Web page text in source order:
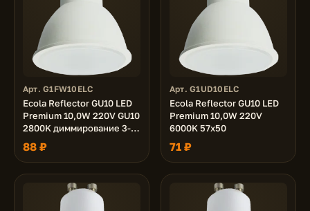
Арт. G1FW10ELC
Ecola Reflector GU10 LED
Premium 10,0W 220V GU10
2800K диммирование 3-х
ступ. (100% -50% - 10% )
матовая 48x50
88 ₽
Арт. G1UD10ELC
Ecola Reflector GU10 LED
Premium 10,0W 220V
6000K 57x50
71 ₽